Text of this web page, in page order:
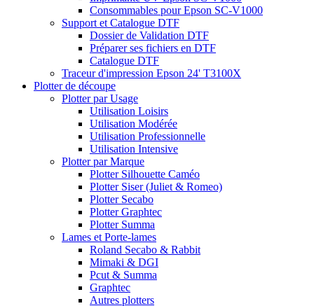
Consommables pour Epson SC-V1000
Support et Catalogue DTF
Dossier de Validation DTF
Préparer ses fichiers en DTF
Catalogue DTF
Traceur d'impression Epson 24' T3100X
Plotter de découpe
Plotter par Usage
Utilisation Loisirs
Utilisation Modérée
Utilisation Professionnelle
Utilisation Intensive
Plotter par Marque
Plotter Silhouette Caméo
Plotter Siser (Juliet & Romeo)
Plotter Secabo
Plotter Graphtec
Plotter Summa
Lames et Porte-lames
Roland Secabo & Rabbit
Mimaki & DGI
Pcut & Summa
Graphtec
Autres plotters